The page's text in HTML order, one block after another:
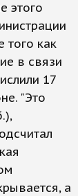
этого
того как
в связи
17
"Это
а